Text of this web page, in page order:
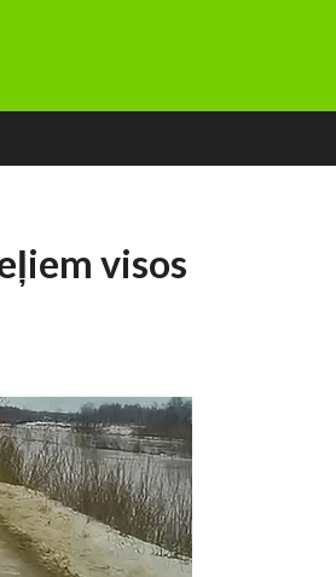
visos